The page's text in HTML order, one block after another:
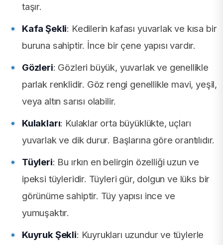
taşır.
Kafa Şekli: Kedilerin kafası yuvarlak ve kısa bir
buruna sahiptir. İnce bir çene yapısı vardır.
Gözleri: Gözleri büyük, yuvarlak ve genellikle
parlak renklidir. Göz rengi genellikle mavi, yeşil,
veya altın sarısı olabilir.
Kulakları: Kulaklar orta büyüklükte, uçları
yuvarlak ve dik durur. Başlarına göre orantılıdır.
Tüyleri: Bu ırkın en belirgin özelliği uzun ve
ipeksi tüyleridir. Tüyleri gür, dolgun ve lüks bir
görünüme sahiptir. Tüy yapısı ince ve
yumuşaktır.
Kuyruk Şekli: Kuyrukları uzundur ve tüylerle